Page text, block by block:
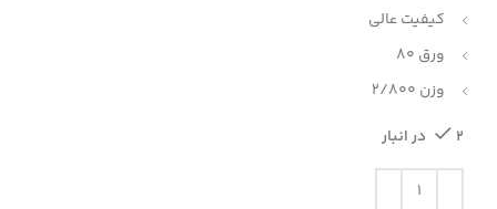
کیفیت عالی
ورق 80
وزن 2/800
2 در انبار